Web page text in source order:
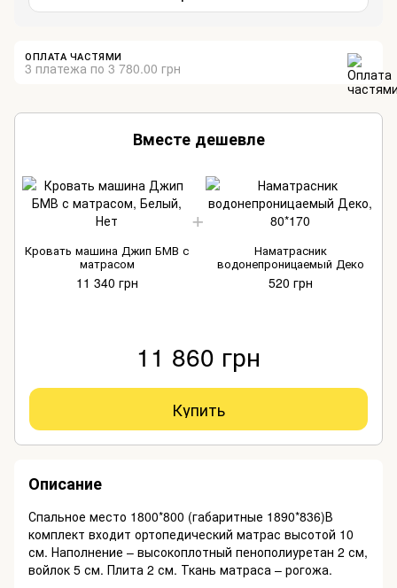
ОПЛАТА ЧАСТЯМИ
3 платежа по 3 780.00 грн
Вместе дешевле
Кровать машина Джип БМВ с
матрасом
11 340 грн
Наматрасник
водонепроницаемый Деко
520 грн
11 860 грн
Купить
Описание
Спальное место 1800*800 (габаритные 1890*836)В
комплект входит ортопедический матрас высотой 10
см. Наполнение – высокоплотный пенополиуретан 2 см,
войлок 5 см. Плита 2 см. Ткань матраса – рогожа.